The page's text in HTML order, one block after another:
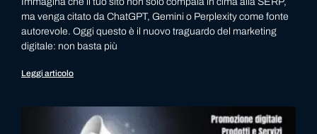
ma venga citato da ChatGPT, Gemini o Perplexity come fonte
autorevole. Oggi questo è il nuovo traguardo del marketing
digitale: non basta più
Leggi articolo